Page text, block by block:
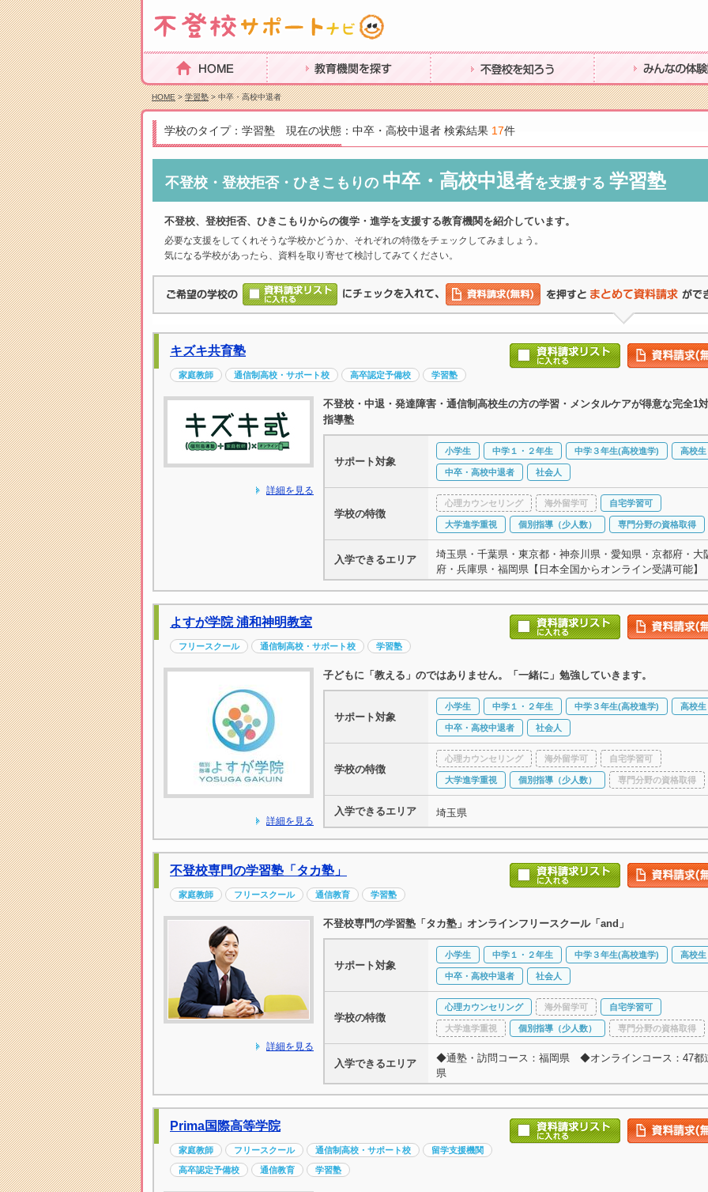
HOME 教育機関を探す 不登校を知ろう みんなの体験談
HOME>学習塾> 中卒・高校中退者
学校のタイプ：学習塾 現在の状態：中卒・高校中退者 検索結果 17件
不登校・登校拒否・ひきこもりの 中卒・高校中退者を支援する 学習塾
不登校、登校拒否、ひきこもりからの復学・進学を支援する教育機関を紹介しています。
必要な支援をしてくれそうな学校かどうか、それぞれの特徴をチェックしてみましょう。
気になる学校があったら、資料を取り寄せて検討してみてください。
キズキ共育塾
家庭教師 通信制高校・サポート校 高卒認定予備校 学習塾
詳細を見る
不登校・中退・発達障害・通信制高校生の方の学習・メンタルケアが得意な完全1
指導塾
サポート対象
小学生 中学１・２年生 中学３年生(高校進学) 高校生
中卒・高校中退者 社会人
学校の特徴
心理カウンセリング 海外留学可 自宅学習可
大学進学重視 個別指導（少人数） 専門分野の資格取得
入学できるエリア
埼玉県・千葉県・東京都・神奈川県・愛知県・京都府・大
府・兵庫県・福岡県【日本全国からオンライン受講可能】
よすが学院 浦和神明教室
フリースクール 通信制高校・サポート校 学習塾
詳細を見る
子どもに「教える」のではありません。「一緒に」勉強していきます。
サポート対象
小学生 中学１・２年生 中学３年生(高校進学) 高校生
中卒・高校中退者 社会人
学校の特徴
心理カウンセリング 海外留学可 自宅学習可
大学進学重視 個別指導（少人数） 専門分野の資格取得
入学できるエリア 埼玉県
不登校専門の学習塾「タカ塾」
家庭教師 フリースクール 通信教育 学習塾
詳細を見る
不登校専門の学習塾「タカ塾」オンラインフリースクール「and」
サポート対象
小学生 中学１・２年生 中学３年生(高校進学) 高校生
中卒・高校中退者 社会人
学校の特徴
心理カウンセリング 海外留学可 自宅学習可
大学進学重視 個別指導（少人数） 専門分野の資格取得
入学できるエリア
◆通塾・訪問コース：福岡県 ◆オンラインコース：47都
県
Prima国際高等学院
家庭教師 フリースクール 通信制高校・サポート校 留学支援機関
高卒認定予備校 通信教育 学習塾